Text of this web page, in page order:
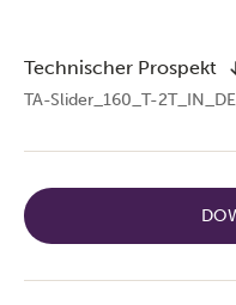
Technischer Prospekt
TA-Slider_160_T-